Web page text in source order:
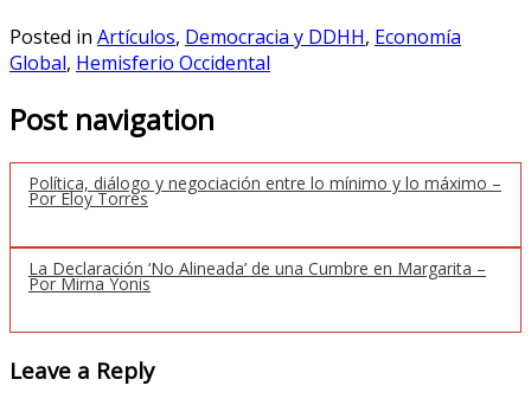
Posted in Artículos, Democracia y DDHH, Economía
Global, Hemisferio Occidental
Post navigation
Política, diálogo y negociación entre lo mínimo y lo máximo –
Por Eloy Torres
La Declaración ‘No Alineada’ de una Cumbre en Margarita –
Por Mirna Yonis
Leave a Reply